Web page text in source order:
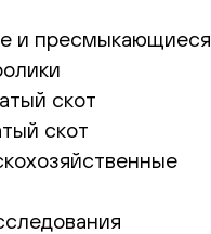
и пресмыкающиеся
скот
скот